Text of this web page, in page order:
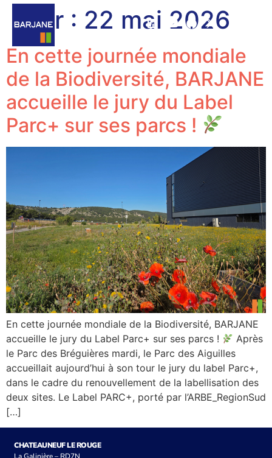
Jour : 22 mai 2026
En cette journée mondiale
de la Biodiversité, BARJANE
accueille le jury du Label
Parc+ sur ses parcs !
En cette journée mondiale de la Biodiversité, BARJANE
accueille le jury du Label Parc+ sur ses parcs !
Après
le Parc des Bréguières mardi, le Parc des Aiguilles
accueillait aujourd’hui à son tour le jury du label Parc+,
dans le cadre du renouvellement de la labellisation des
deux sites. Le Label PARC+, porté par l’ARBE_RegionSud
[…]
CHATEAUNEUF LE ROUGE